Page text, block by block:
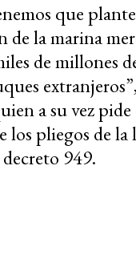
que
de la marina
de millones
a su vez
los pliegos de
949.